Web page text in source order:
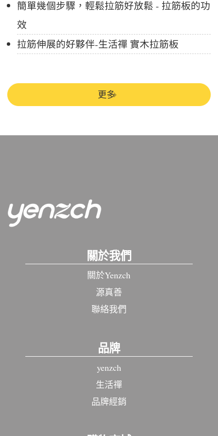
簡單幾個步驟，輕鬆拉筋好放鬆 - 拉筋板的功
效
拉筋伸展的好夥伴-生活禪 實木拉筋板
更多
關於我們
關於Yenzch
源真善
聯絡我們
品牌
yenzch
生活禪
品牌經銷